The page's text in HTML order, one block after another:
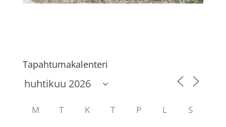
Tapahtumakalenteri
M T K T P L S